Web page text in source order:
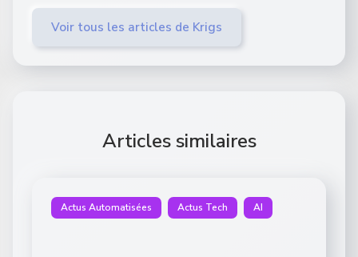
Voir tous les articles de Krigs
Articles similaires
Actus Automatisées Actus Tech AI